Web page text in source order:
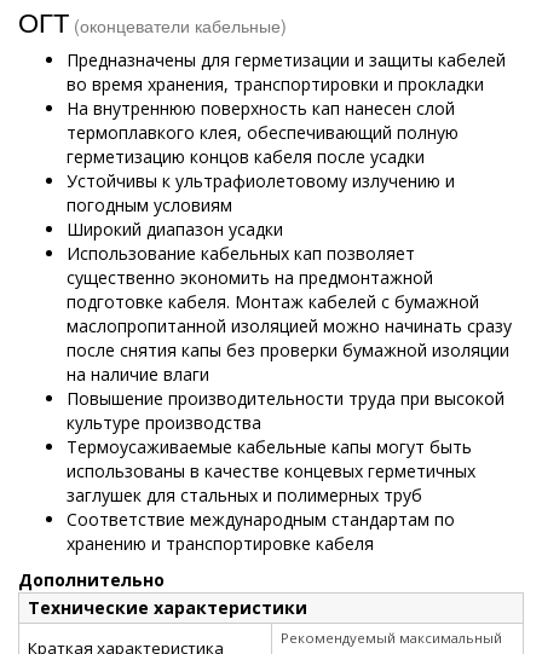
ОГТ (оконцеватели кабельные)
Предназначены для герметизации и защиты кабелей
во время хранения, транспортировки и прокладки
На внутреннюю поверхность кап нанесен слой
термоплавкого клея, обеспечивающий полную
герметизацию концов кабеля после усадки
Устойчивы к ультрафиолетовому излучению и
погодным условиям
Широкий диапазон усадки
Использование кабельных кап позволяет
существенно экономить на предмонтажной
подготовке кабеля. Монтаж кабелей с бумажной
маслопропитанной изоляцией можно начинать сразу
после снятия капы без проверки бумажной изоляции
на наличие влаги
Повышение производительности труда при высокой
культуре производства
Термоусаживаемые кабельные капы могут быть
использованы в качестве концевых герметичных
заглушек для стальных и полимерных труб
Соответствие международным стандартам по
хранению и транспортировке кабеля
Дополнительно
Технические характеристики
Краткая характеристика
Рекомендуемый максимальный